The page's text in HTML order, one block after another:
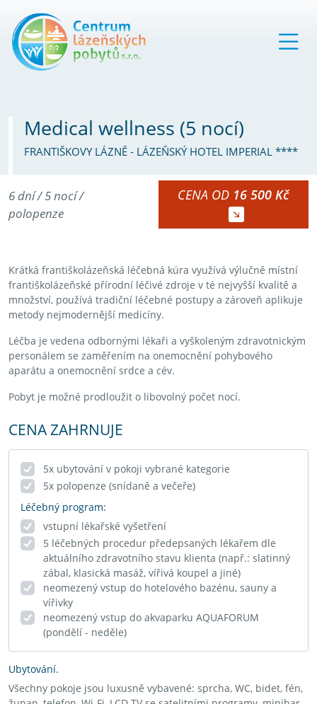
Medical wellness (5 nocí)
FRANTIŠKOVY LÁZNĚ - LÁZEŇSKÝ HOTEL IMPERIAL ****
6 dní / 5 nocí /
polopenze
CENA OD 16 500 Kč
Krátká františkolázeňská léčebná kúra využívá výlučně místní
františkolázeňské přírodní léčivé zdroje v té nejvyšší kvalitě a
množství, používá tradiční léčebné postupy a zároveň aplikuje
metody nejmodernější medicíny.
Léčba je vedena odbornými lékaři a vyškoleným zdravotnickým
personálem se zaměřením na onemocnění pohybového
aparátu a onemocnění srdce a cév.
Pobyt je možné prodloužit o libovolný počet nocí.
CENA ZAHRNUJE
5x ubytování v pokoji vybrané kategorie
5x polopenze (snídaně a večeře)
Léčebný program:
vstupní lékařské vyšetření
5 léčebných procedur předepsaných lékařem dle
aktuálního zdravotního stavu klienta (např.: slatinný
zábal, klasická masáž, vířivá koupel a jiné)
neomezený vstup do hotelového bazénu, sauny a
vířivky
neomezený vstup do akvaparku AQUAFORUM
(pondělí - neděle)
Ubytování.
Všechny pokoje jsou luxusně vybavené: sprcha, WC, bidet, fén,